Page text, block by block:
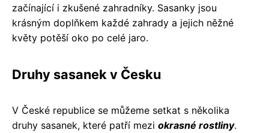
začínající i zkušené zahradníky. Sasanky jsou
krásným doplňkem každé zahrady a jejich něžné
květy potěší oko po celé jaro.
Druhy sasanek v Česku
V České republice se můžeme setkat s několika
druhy sasanek, které patří mezi okrasné rostliny.